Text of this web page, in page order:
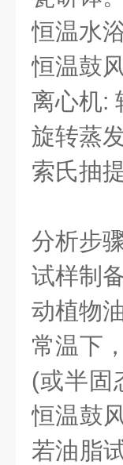
恒温水浴
恒温鼓
离心机:
旋转蒸
索氏抽
分析步
试样制
动植物
常温下
(或半固
恒温鼓
若油脂